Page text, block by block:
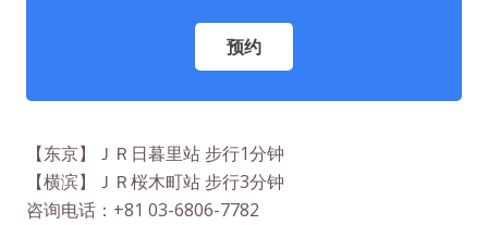
预约
【东京】ＪＲ日暮里站 步行1分钟
【横滨】ＪＲ桜木町站 步行3分钟
咨询电话：+81 03-6806-7782